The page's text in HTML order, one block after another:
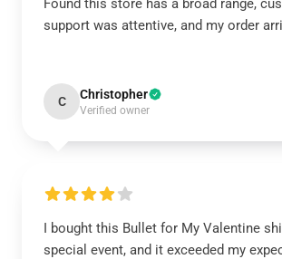
Found this store has a broad range,
support was attentive, and my order
C Christopher
Verified owner
I bought this Bullet for My Valentine
special event, and it exceeded my